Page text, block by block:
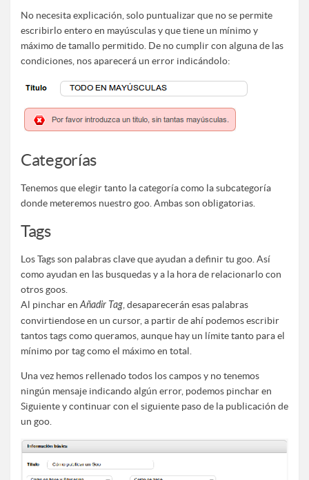
No necesita explicación, solo puntualizar que no se permite
escribirlo entero en mayúsculas y que tiene un mínimo y
máximo de tamallo permitido. De no cumplir con alguna de las
condiciones, nos aparecerá un error indicándolo:
Categorías
Tenemos que elegir tanto la categoría como la subcategoría
donde meteremos nuestro goo. Ambas son obligatorias.
Tags
Los Tags son palabras clave que ayudan a definir tu goo. Así
como ayudan en las busquedas y a la hora de relacionarlo con
otros goos.
Al pinchar en Añadir Tag , desaparecerán esas palabras
convirtiendose en un cursor, a partir de ahí podemos escribir
tantos tags como queramos, aunque hay un límite tanto para el
mínimo por tag como el máximo en total.
Una vez hemos rellenado todos los campos y no tenemos
ningún mensaje indicando algún error, podemos pinchar en
Siguiente y continuar con el siguiente paso de la publicación de
un goo.